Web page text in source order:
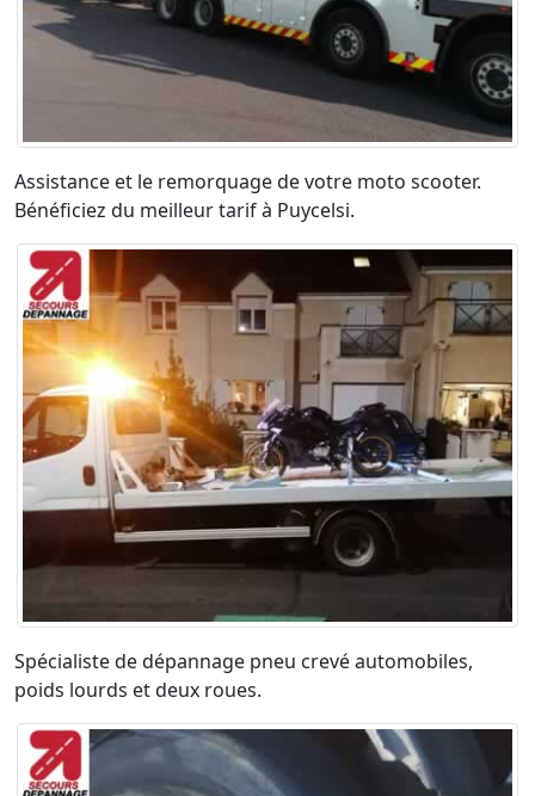
Assistance et le remorquage de votre moto scooter.
Bénéficiez du meilleur tarif à Puycelsi.
Spécialiste de dépannage pneu crevé automobiles,
poids lourds et deux roues.